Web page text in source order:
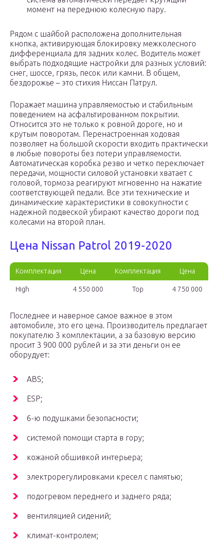
момент на переднюю колесную пару.
Рядом с шайбой расположена дополнительная
кнопка, активирующая блокировку межколесного
дифференциала для задних колес. Водитель может
выбрать подходящие настройки для разных условий:
снег, шоссе, грязь, песок или камни. В общем,
бездорожье – это стихия Ниссан Патрул.
Поражает машина управляемостью и стабильным
поведением на асфальтированном покрытии.
Относится это не только к ровной дороге, но и
крутым поворотам. Перенастроенная ходовая
позволяет на большой скорости входить практически
в любые повороты без потери управляемости.
Автоматическая коробка резво и четко переключает
передачи, мощности силовой установки хватает с
головой, тормоза реагируют мгновенно на нажатие
соответствующей педали. Все эти технические и
динамические характеристики в совокупности с
надежной подвеской убирают качество дороги под
колесами на второй план.
Цена Nissan Patrol 2019-2020
Комплектация Цена Комплектация Цена
High 4 550 000 Top 4 750 000
Последнее и наверное самое важное в этом
автомобиле, это его цена. Производитель предлагает
покупателю 3 комплектации, а за базовую версию
просит 3 900 000 рублей и за эти деньги он ее
оборудует:
ABS;
ESP;
6-ю подушками безопасности;
системой помощи старта в гору;
кожаной обшивкой интерьера;
электрорегулировками кресел с памятью;
подогревом переднего и заднего ряда;
вентиляцией сидений;
климат-контролем;